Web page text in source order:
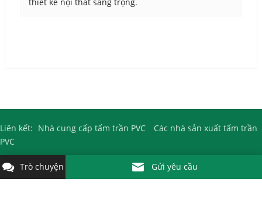
Liên kết: Nhà cung cấp tấm trần PVC
Các nhà sản xuất tấm trần
PVC
Bản quyền © 2010-2026Nhà máy sản xuất tấm trần PVCKejin. Tất
Trò chuyện Gửi yêu cầu